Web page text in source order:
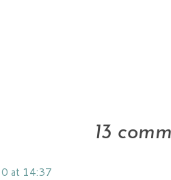
13
at 14:37